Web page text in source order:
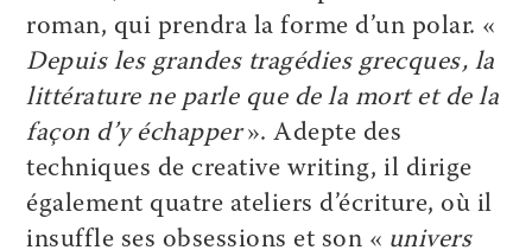
roman, qui prendra la forme d’un polar. «
Depuis les grandes tragédies grecques, la
littérature ne parle que de la mort et de la
façon d’y échapper». Adepte des
techniques de creative writing, il dirige
également quatre ateliers d’écriture, où il
insuffle ses obsessions et son « univers